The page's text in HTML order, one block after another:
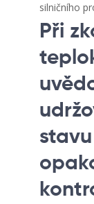
silničního
Při